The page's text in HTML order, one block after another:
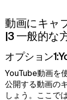
動画にキャ
|3 一般的な
オプション
YouTube動画を
公開する動画の
しょう。ここで